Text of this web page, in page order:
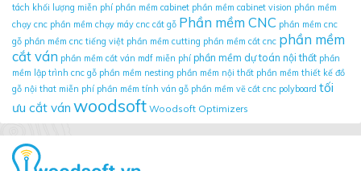
tách khối lượng miễn phí phần mềm cabinet phần mềm cabinet vision phần mềm
chạy cnc phần mềm chạy máy cnc cắt gỗ Phần mềm CNC phần mềm cnc
gỗ phần mềm cnc tiếng việt phần mềm cutting phần mềm cắt cnc phần mềm
cắt ván phần mềm cắt ván mdf miễn phí phần mềm dự toán nội thất phần
mềm lập trình cnc gỗ phần mềm nesting phần mềm nội thất phần mềm thiết kế đồ
gỗ nội that miễn phí phần mềm tính ván gỗ phần mềm vẽ cắt cnc polyboard tối
ưu cắt ván woodsoft Woodsoft Optimizers